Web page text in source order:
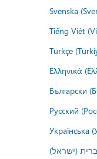
Svenska
Tiếng Việt
Türkçe
Ελληνικά
Български
Русский
Українська
(ישראל)